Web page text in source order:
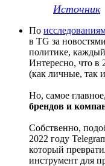
Источник
По
в TG за
политике,
Интересно, что в
(как личные, так
Но, самое главное,
брендов и
Собственно,
2022 году
который
инструмент для